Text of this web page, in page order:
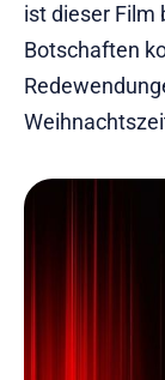
ist dieser Film
Botschaften